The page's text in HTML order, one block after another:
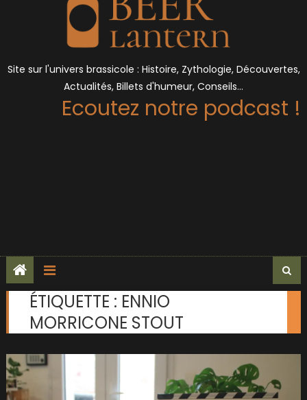
Site sur l'univers brassicole : Histoire, Zythologie, Découvertes,
Actualités, Billets d'humeur, Conseils…
Ecoutez notre podcast !
ÉTIQUETTE : ENNIO
MORRICONE STOUT